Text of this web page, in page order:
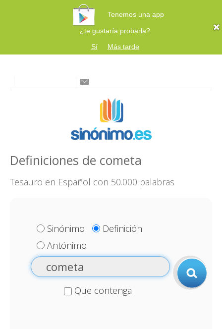
Tenemos una app
¿te gustaría probarla?
Sí
Más tarde
Definiciones de cometa
Tesauro en Español con 50.000 palabras
Sinónimo
Definición
Antónimo
Que contenga